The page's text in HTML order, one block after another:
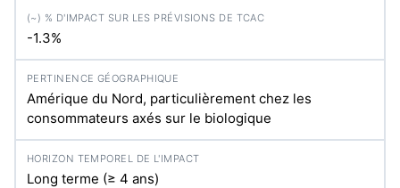
-1.3%
Amérique du Nord, particulièrement chez les
consommateurs axés sur le biologique
Long terme (≥ 4 ans)